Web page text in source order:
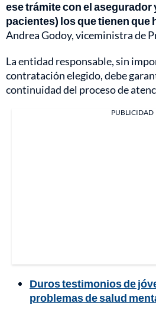
ese trámite con el asegurador
pacientes) los que tienen que
Andrea Godoy, viceministra de
La entidad responsable, sin
contratación elegido, debe
continuidad del proceso de
PUBLICIDAD
Duros testimonios de
problemas de salud